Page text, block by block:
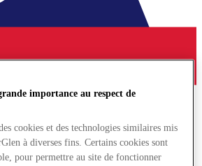
importance au respect de
cookies et des technologies similaires mis
à diverses fins. Certains cookies sont
pour permettre au site de fonctionner